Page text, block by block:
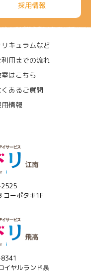
採用情報
リキュラムなど
利用までの流れ
はこちら
くあるご質問
情報
コーポタキ1F
イヤルランド泉